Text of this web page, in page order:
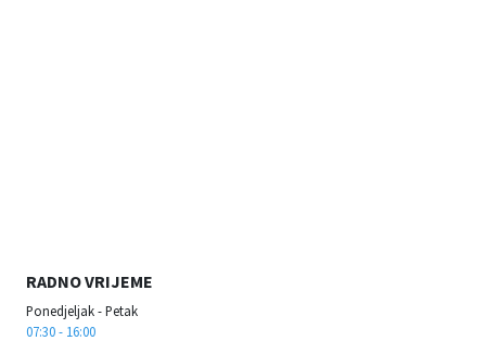
RADNO VRIJEME
Ponedjeljak - Petak
07:30 - 16:00